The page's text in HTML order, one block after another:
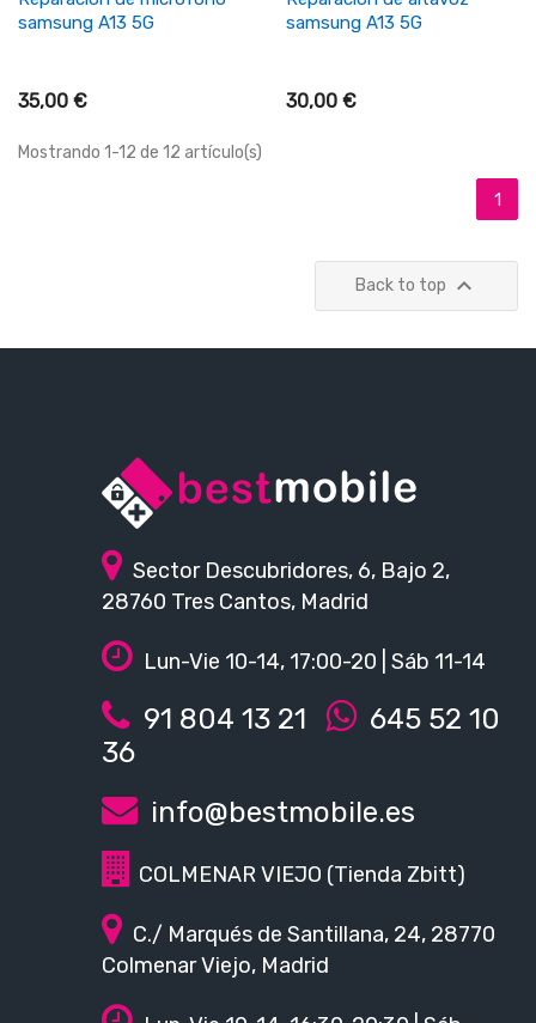
samsung A13 5G
35,00 €
samsung A13 5G
30,00 €
Mostrando 1-12 de 12 artículo(s)
1
Back to top 
Sector Descubridores, 6, Bajo 2,
28760 Tres Cantos, Madrid
Lun-Vie 10-14, 17:00-20 | Sáb 11-14
91 804 13 21
645 52 10
36
info@bestmobile.es
COLMENAR VIEJO (Tienda Zbitt)
C./ Marqués de Santillana, 24, 28770
Colmenar Viejo, Madrid